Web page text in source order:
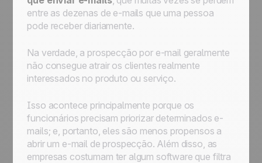
entre as dezenas de e-mails que uma pessoa
pode receber diariamente.
Na verdade, a prospecção por e-mail geralmente
não consegue atrair os clientes realmente
interessados no produto ou serviço.
Isso acontece principalmente porque os
funcionários precisam priorizar determinados e-
mails; e, portanto, eles são menos propensos a
abrir um e-mail de prospecção. Além disso, as
empresas costumam ter algum software que filtra